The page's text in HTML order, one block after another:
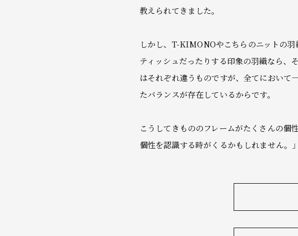
教えられてきました。
しかし、T-KIMONOやこちらのニットの
ティッシュだったりする印象の羽織なら、
はそれぞれ違うものですが、全てにおいて
たバランスが存在しているからです。
こうしてきもののフレームがたくさんの個
個性を認識する時がくるかもしれません。」